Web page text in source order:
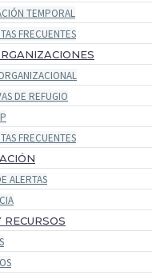
TEMPORAL
FRECUENTES
DE REFUGIO
FRECUENTES
ALERTAS